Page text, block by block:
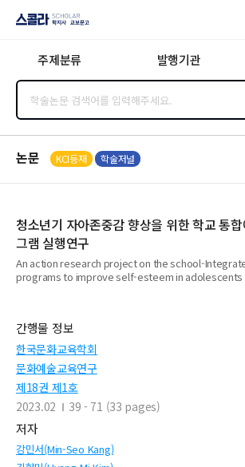
지사·교보문고
주제분류 발행기관
논문 KCI등재 학술저널
청소년기 자아존중감 향상을 위한 학교 통
그램 실행연구
An action research project on the school-
programs to improve self-esteem in adolescents
간행물 정보
한국문화교육학회
문화예술교육연구
제18권 제1호
2023.02
39 - 71 (33 pages)
저자
강민서(Min-Seo Kang)